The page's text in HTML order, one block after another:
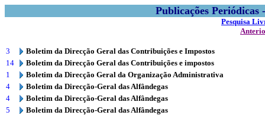
Publicações
Pesquisa
3
Boletim da Direcção Geral das Contribuições e Impostos
14
Boletim da Direcção Geral das Contribuições e impostos
1
Boletim da Direcção Geral da Organização Administrativa
4
Boletim da Direcção-Geral das Alfândegas
4
Boletim da Direcção-Geral das Alfândegas
5
Boletim da Direcção-Geral das Alfândegas